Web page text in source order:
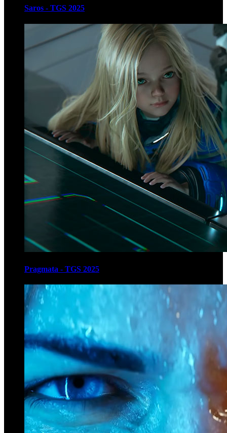
Saros - TGS 2025
Pragmata - TGS 2025